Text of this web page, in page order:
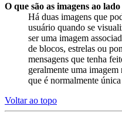
O que são as imagens ao
Há duas imagens que
usuário quando se
ser uma imagem
de blocos, estrelas ou
mensagens que tenha
geralmente uma
que é normalmente
Voltar ao topo